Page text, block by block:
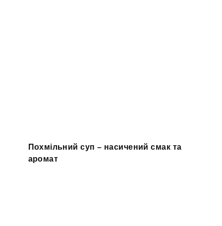
Похмільний суп – насичений смак та
аромат